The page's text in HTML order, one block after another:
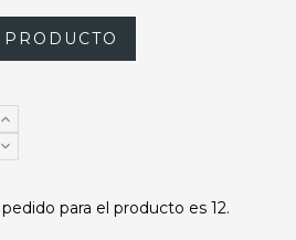
para el producto es 12.